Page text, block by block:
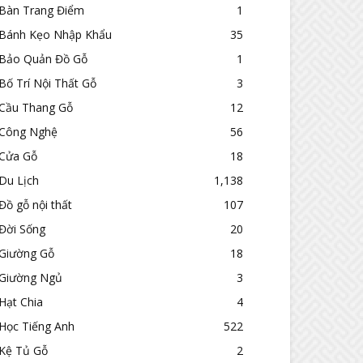
Trang Điểm
1
Kẹo Nhập Khẩu
35
Quản Đồ Gỗ
1
Trí Nội Thất Gỗ
3
Thang Gỗ
12
Nghệ
56
Gỗ
18
Lịch
1,138
gỗ nội thất
107
Sống
20
Gỗ
18
Ngủ
3
Chia
4
Tiếng Anh
522
Tủ Gỗ
2